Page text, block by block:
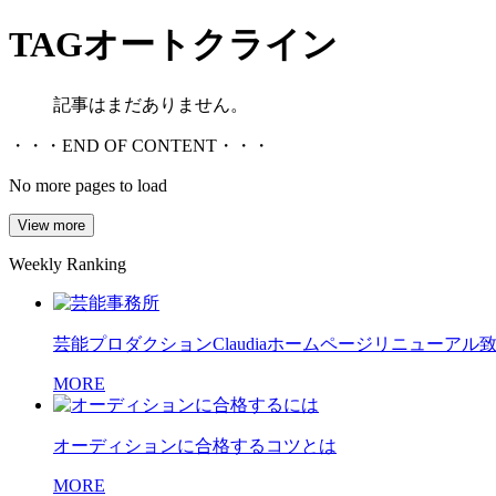
TAGオートクライン
記事はまだありません。
・・・END OF CONTENT・・・
No more pages to load
View more
Weekly Ranking
芸能プロダクションClaudiaホームページリニューアル致
MORE
オーディションに合格するコツとは
MORE